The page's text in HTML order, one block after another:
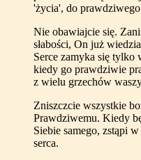
'życia', do
Nie obawiajcie się.
słabości, On już
Serce zamyka się tylko
kiedy go prawdziwie
z wielu grzechów
Zniszczcie wszystkie
Prawdziwemu. Kiedy
Siebie samego, zstąpi
serca.